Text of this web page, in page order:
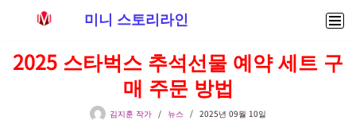
텐
미니 스토리라인
2025 스타벅스 추석선물 예약 세트 구
매 주문 방법
김지훈 작가 뉴스 2025년 09월 10일